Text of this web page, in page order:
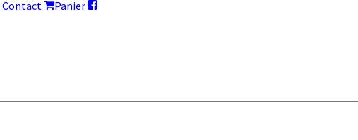
Contact Panier